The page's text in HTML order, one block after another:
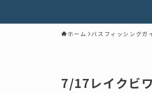
ホーム バスフィッシングガ
7/17レイクビ